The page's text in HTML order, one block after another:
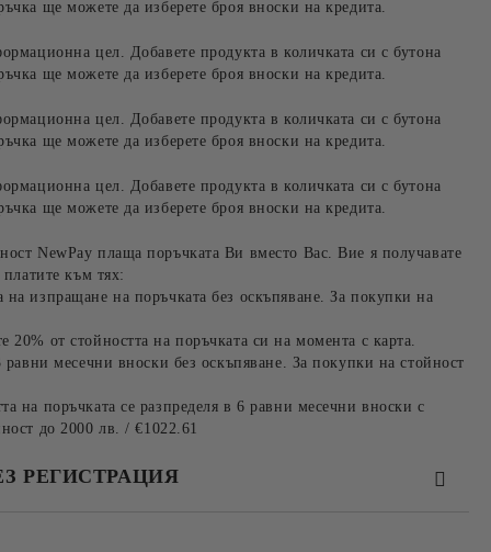
ще можете да изберете броя вноски на кредита.
цел. Добавете продукта в количката си с бутона
ще можете да изберете броя вноски на кредита.
цел. Добавете продукта в количката си с бутона
ще можете да изберете броя вноски на кредита.
цел. Добавете продукта в количката си с бутона
ще можете да изберете броя вноски на кредита.
NewPay плаща поръчката Ви вместо Вас. Вие я получавате
към тях:
изпращане на поръчката без оскъпяване. За покупки на
от стойността на поръчката си на момента с карта.
равни месечни вноски без оскъпяване. За покупки на стойност
на поръчката се разпределя в 6 равни месечни вноски с
до 2000 лв. / €1022.61
РЕГИСТРАЦИЯ